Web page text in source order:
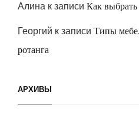
Алина к записи Как
Георгий к записи Типы
ротанга
АРХИВЫ